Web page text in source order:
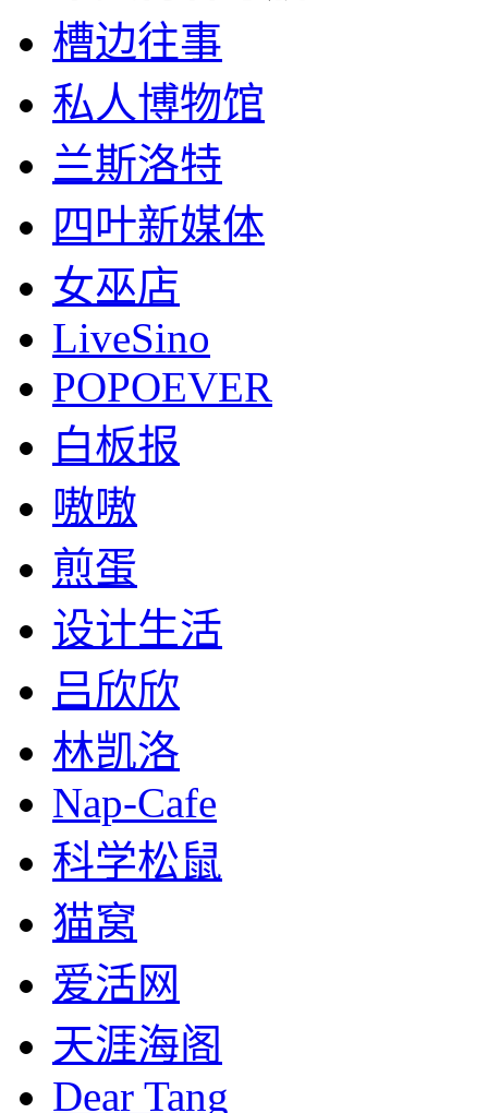
槽边往事
私人博物馆
兰斯洛特
四叶新媒体
女巫店
LiveSino
POPOEVER
白板报
嗷嗷
煎蛋
设计生活
吕欣欣
林凯洛
Nap-Cafe
科学松鼠
猫窝
爱活网
天涯海阁
Dear Tang